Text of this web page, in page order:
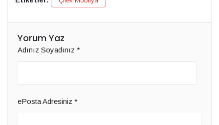
Yorum Yaz
Adınız Soyadınız *
ePosta Adresiniz *